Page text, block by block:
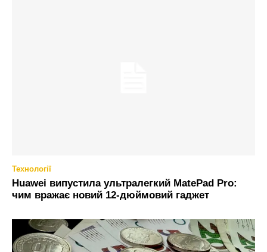
Технології
Huawei випустила ультралегкий MatePad Pro:
чим вражає новий 12-дюймовий гаджет